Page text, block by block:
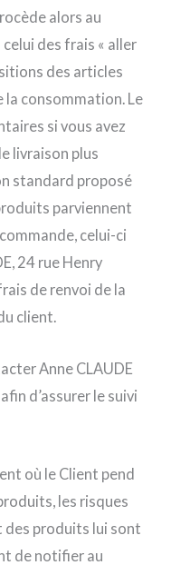
alors au
des frais « aller
des articles
la consommation. Le
si vous avez
livraison plus
standard proposé
parviennent
celui-ci
24 rue Henry
de renvoi de la
client.
Anne CLAUDE
d’assurer le suivi
où le Client pend
les risques
des produits lui sont
de notifier au